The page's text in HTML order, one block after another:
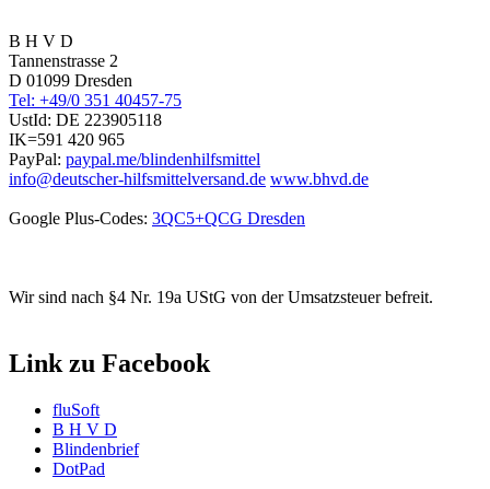
B H V D
Tannenstrasse 2
D 01099 Dresden
Tel: +49/0 351 40457-75
UstId: DE 223905118
IK=591 420 965
PayPal: paypal.me/blindenhilfsmittel
info@deutscher-hilfsmittelversand.de www.bhvd.de
Google Plus-Codes: 3QC5+QCG Dresden
Wir sind nach §4 Nr. 19a UStG von der Umsatzsteuer befreit.
Link zu Facebook
fluSoft
B H V D
Blindenbrief
DotPad